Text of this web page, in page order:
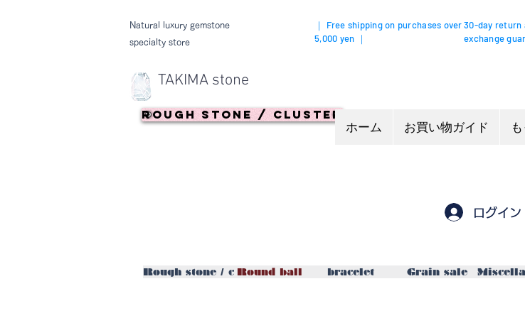
Natural luxury gemstone
specialty store
｜ Free shipping on purchases over
5,000 yen ｜
30-day return
exchange
TAKIMA stone
Rough stone / cluster
ホーム
お買い物ガイド
Rough stone / clusterRound ball
ログイン
bracelet Grain sale